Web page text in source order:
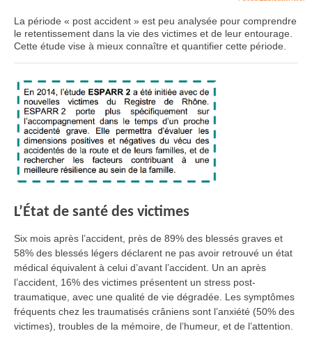
La période « post accident » est peu analysée pour comprendre
le retentissement dans la vie des victimes et de leur entourage.
Cette étude vise à mieux connaître et quantifier cette période.
L’État de santé des victimes
Six mois après l’accident, près de 89% des blessés graves et
58% des blessés légers déclarent ne pas avoir retrouvé un état
médical équivalent à celui d’avant l’accident. Un an après
l’accident, 16% des victimes présentent un stress post-
traumatique, avec une qualité de vie dégradée. Les symptômes
fréquents chez les traumatisés crâniens sont l’anxiété (50% des
victimes), troubles de la mémoire, de l’humeur, et de l’attention.